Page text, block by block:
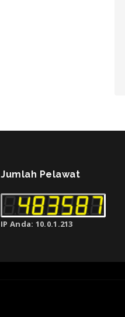
Jumlah Pelawat
IP Anda: 10.0.1.213